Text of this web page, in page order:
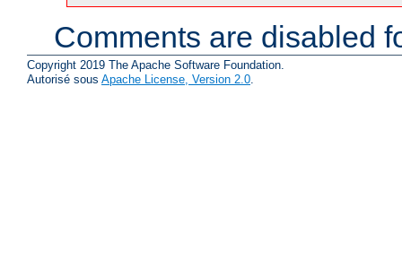
Comments are disabled
Copyright 2019 The Apache Software Foundation.
Autorisé sous Apache License, Version 2.0